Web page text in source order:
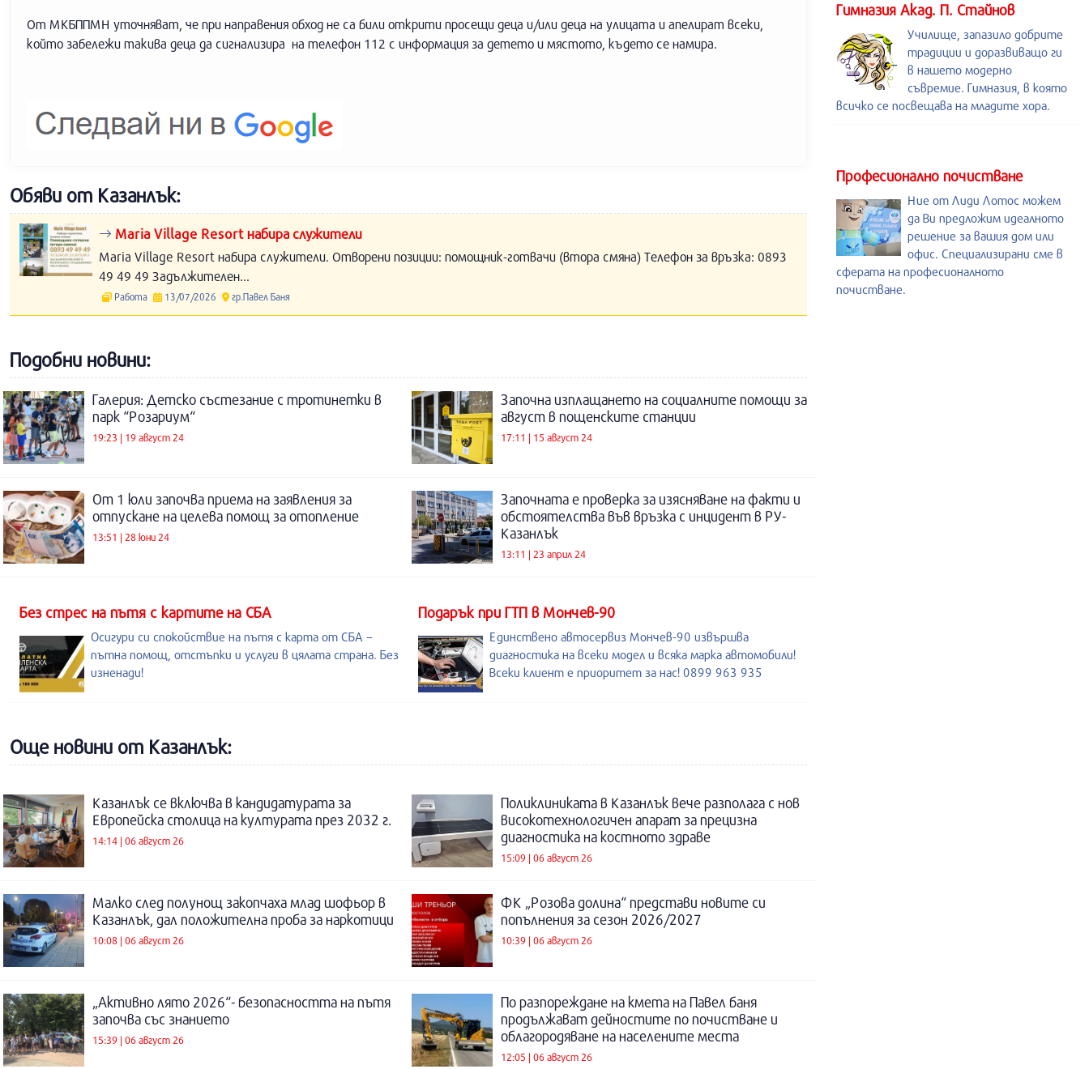
От МКБППМН уточняват, че при направения обход не са били открити просещи деца и/или деца на улицата и апелират всеки,
който забележи такива деца да сигнализира на телефон 112 с информация за детето и мястото, където се намира.
Обяви от Казанлък:
Maria Village Resort набира служители
Maria Village Resort набира служители. Отворени позиции: помощник-готвачи (втора смяна) Телефон за връзка: 0893
49 49 49 Задължителен...
Работа 13/07/2026 гр.Павел Баня
Подобни новини:
Галерия: Детско състезание с тротинетки в
парк “Розариум“
19:23 | 19 август 24
Започна изплащането на социалните помощи за
август в пощенските станции
17:11 | 15 август 24
От 1 юли започва приема на заявления за
отпускане на целева помощ за отопление
13:51 | 28 юни 24
Започната е проверка за изясняване на факти и
обстоятелства във връзка с инцидент в РУ-
Казанлък
13:11 | 23 април 24
Гимназия Акад. П. Стайнов
Училище, запазило добрите
традиции и доразвиващо ги
в нашето модерно
съвремие. Гимназия, в която
всичко се посвещава на младите хора.
Професионално почистване
Ние от Лиди Лотос можем
да Ви предложим идеалното
решение за вашия дом или
офис. Специализирани сме в
сферата на професионалното
почистване.
Без стрес на пътя с картите на СБА
Осигури си спокойствие на пътя с карта от СБА –
пътна помощ, отстъпки и услуги в цялата страна. Без
изненади!
Подарък при ГТП в Мончев-90
Единствено автосервиз Мончев-90 извършва
диагностика на всеки модел и всяка марка автомобили!
Всеки клиент е приоритет за нас! 0899 963 935
Още новини от Казанлък:
Казанлък се включва в кандидатурата за
Европейска столица на културата през 2032 г.
14:14 | 06 август 26
Поликлиниката в Казанлък вече разполага с нов
високотехнологичен апарат за прецизна
диагностика на костното здраве
15:09 | 06 август 26
Малко след полунощ закопчаха млад шофьор в
Казанлък, дал положителна проба за наркотици
10:08 | 06 август 26
ФК „Розова долина“ представи новите си
попълнения за сезон 2026/2027
10:39 | 06 август 26
„Активно лято 2026“- безопасността на пътя
започва със знанието
15:39 | 06 август 26
По разпореждане на кмета на Павел баня
продължават дейностите по почистване и
облагородяване на населените места
12:05 | 06 август 26